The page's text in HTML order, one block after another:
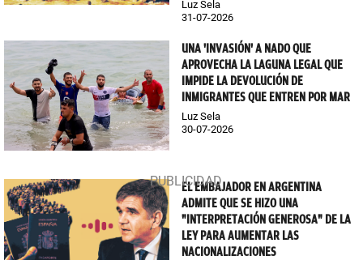
Luz Sela
31-07-2026
UNA 'INVASIÓN' A NADO QUE
APROVECHA LA LAGUNA LEGAL QUE
IMPIDE LA DEVOLUCIÓN DE
INMIGRANTES QUE ENTREN POR MAR
Luz Sela
30-07-2026
EL EMBAJADOR EN ARGENTINA
ADMITE QUE SE HIZO UNA
"INTERPRETACIÓN GENEROSA" DE LA
LEY PARA AUMENTAR LAS
NACIONALIZACIONES